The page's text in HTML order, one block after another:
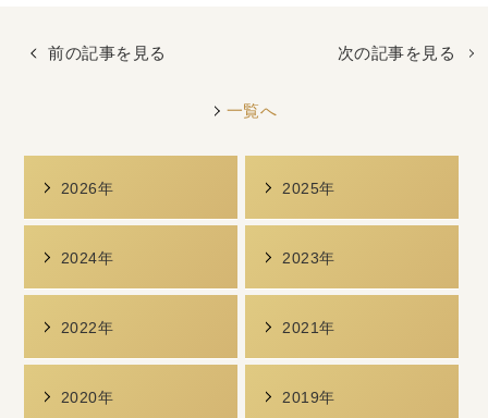
前の記事を見る 次の記事を見る
一覧へ
2026年 2025年
2024年 2023年
2022年 2021年
2020年 2019年